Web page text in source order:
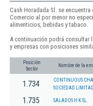
Cash Horadada Sl. se
Comercio al por menor no
alimenticios, bebidas y tabaco.
A continuación podrá consultar
y empresas con posiciones
Posición
Sector
Nombre de la
1.734
CONTINUOUS
SOCIEDAD
1.735 SALADOS H K SL.